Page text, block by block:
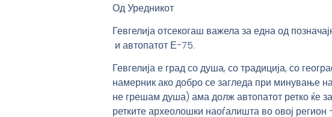
Од Уредникот
Гевгелија отсекогаш важела за една од
и автопатот Е-75.
Гевгелија е град со душа, со традиција, со
намерник ако добро се загледа при минување
не грешам душа) ама долж автопатот ретко ќе
ретките археолошки наоѓалишта во овој